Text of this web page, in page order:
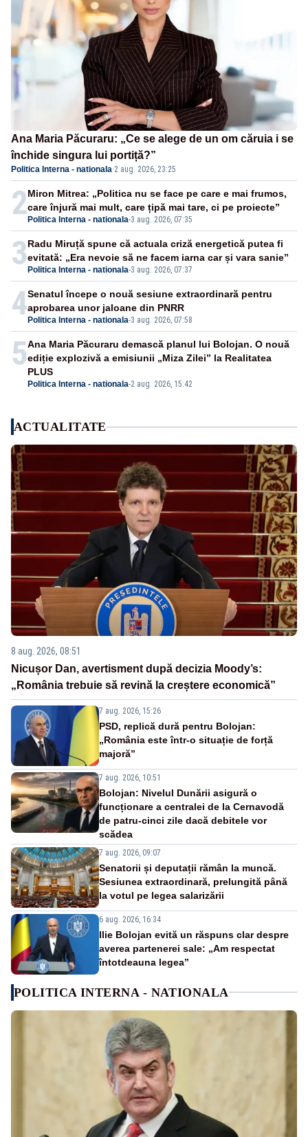
Ana Maria Păcuraru: „Ce se alege de un om căruia i se
închide singura lui portiță?”
Politica Interna - nationala·2 aug. 2026, 23:25
2 Politica Interna - nationala-3 aug. 2026, 07:35
Miron Mitrea: „Politica nu se face pe care e mai frumos,
care înjură mai mult, care țipă mai tare, ci pe proiecte”
3 Politica Interna - nationala-3 aug. 2026, 07:37
Radu Miruță spune că actuala criză energetică putea fi
evitată: „Era nevoie să ne facem iarna car și vara sanie”
4 Politica Interna - nationala-3 aug. 2026, 07:58
Senatul începe o nouă sesiune extraordinară pentru
aprobarea unor jaloane din PNRR
5
Politica Interna - nationala-2 aug. 2026, 15:42
Ana Maria Păcuraru demască planul lui Bolojan. O nouă
ediție explozivă a emisiunii „Miza Zilei” la Realitatea
PLUS
ACTUALITATE
8 aug. 2026, 08:51
Nicușor Dan, avertisment după decizia Moody’s:
„România trebuie să revină la creștere economică”
7 aug. 2026, 15:26
PSD, replică dură pentru Bolojan:
„România este într-o situație de forță
majoră”
7 aug. 2026, 10:51
Bolojan: Nivelul Dunării asigură o
funcționare a centralei de la Cernavodă
de patru-cinci zile dacă debitele vor
scădea
7 aug. 2026, 09:07
Senatorii și deputații rămân la muncă.
Sesiunea extraordinară, prelungită până
la votul pe legea salarizării
6 aug. 2026, 16:34
Ilie Bolojan evită un răspuns clar despre
averea partenerei sale: „Am respectat
întotdeauna legea”
POLITICA INTERNA - NATIONALA